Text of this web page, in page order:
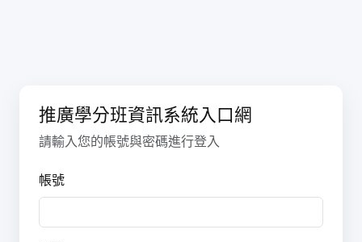
推廣學分班資訊系統入口網
請輸入您的帳號與密碼進行登入
帳號